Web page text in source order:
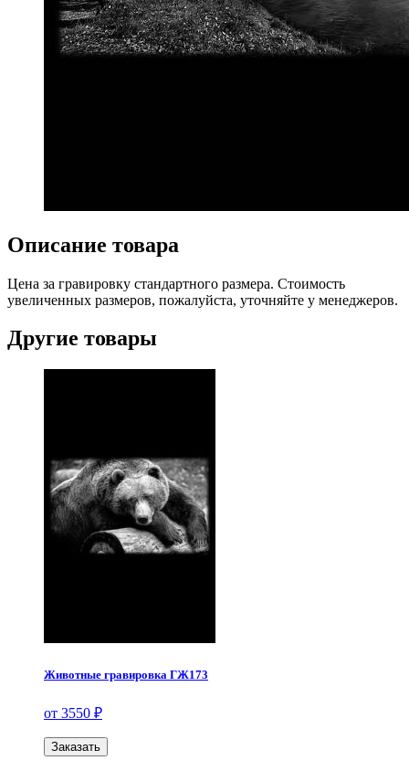
Описание товара
Цена за гравировку стандартного размера. Стоимость
увеличенных размеров, пожалуйста, уточняйте у менеджеров.
Другие товары
Животные гравировка ГЖ173
от 3550 ₽
Заказать